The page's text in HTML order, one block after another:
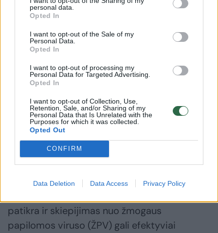
personal data.
Opted In
I want to opt-out of the Sale of my
Personal Data.
Opted In
I want to opt-out of processing my
Personal Data for Targeted Advertising.
Opted In
I want to opt-out of Collection, Use,
Retention, Sale, and/or Sharing of my
Personal Data that Is Unrelated with the
Purposes for which it was collected.
Opted Out
CONFIRM
Data Deletion Data Access Privacy Policy
gyventojų, kai Europos Sąjungos vidurkis
siekia tik 4,0 mirtis 100 tūkst., Suomijoje
mirtingumo rodiklis yra tik 1,5 mirtis 100
tūkst. gyventojų. Suomijoje, Švedijoje,
Danijoje ar Norvegijoje sergamumo ir
mirtingumo rodikliai yra ženkliai mažesni ir šių
išvengti“, – sako Nacionalinio vėžio centro
gydytoja akušerė ginekologė dr. Diana Žilovič.
Ji pabrėžia, kad minėtose šalyse gimdos
kaklelio vėžio prevencinė programa pradėta
vykdyti daugiau nei prieš 50 metų ir
patikra ir skiepijimas nuo žmogaus
papilomos viruso (ŽPV) gali efektyviai